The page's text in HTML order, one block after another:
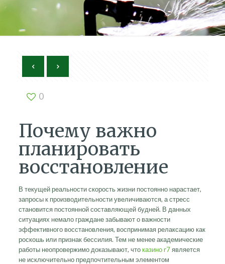
0
Почему важно
планировать
восстановление
В текущей реальности скорость жизни постоянно нарастает,
запросы к производительности увеличиваются, а стресс
становится постоянной составляющей будней. В данных
ситуациях немало граждане забывают о важности
эффективного восстановления, воспринимая релаксацию как
роскошь или признак бессилия. Тем не менее академические
работы неопровержимо доказывают, чтоказино r7является
не исключительно предпочтительным элементом